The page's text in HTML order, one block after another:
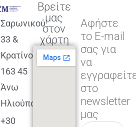
Σαρωνικού
33 &
Κρατίνου
163 45
Άνω
Ηλιούπολη
+30
Βρείτε
μας
στον
χάρτη
Αφήστε
το E-mail
σας για
να
στο
newsletter
μας